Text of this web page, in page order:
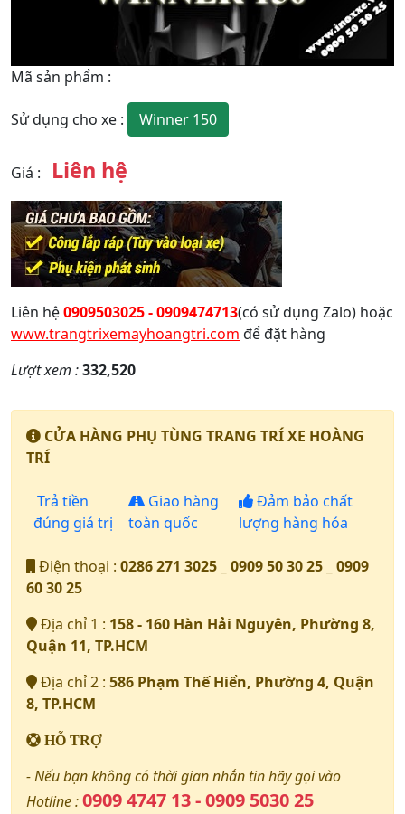
Mã sản phẩm :
Sử dụng cho xe : Winner 150
Giá : Liên hệ
Liên hệ0909503025 - 0909474713(có sử dụng Zalo) hoặc
www.trangtrixemayhoangtri.com để đặt hàng
Lượt xem :332,520
CỬA HÀNG PHỤ TÙNG TRANG TRÍ XE HOÀNG
TRÍ
Trả tiền
đúng giá trị
Giao hàng
toàn quốc
Đảm bảo chất
lượng hàng hóa
Điện thoại : 0286 271 3025 _ 0909 50 30 25 _ 0909
60 30 25
Địa chỉ 1 : 158 - 160 Hàn Hải Nguyên, Phường 8,
Quận 11, TP.HCM
Địa chỉ 2 : 586 Phạm Thế Hiển, Phường 4, Quận
8, TP.HCM
HỖ TRỢ
- Nếu bạn không có thời gian nhắn tin hãy gọi vào
Hotline :0909 4747 13 - 0909 5030 25